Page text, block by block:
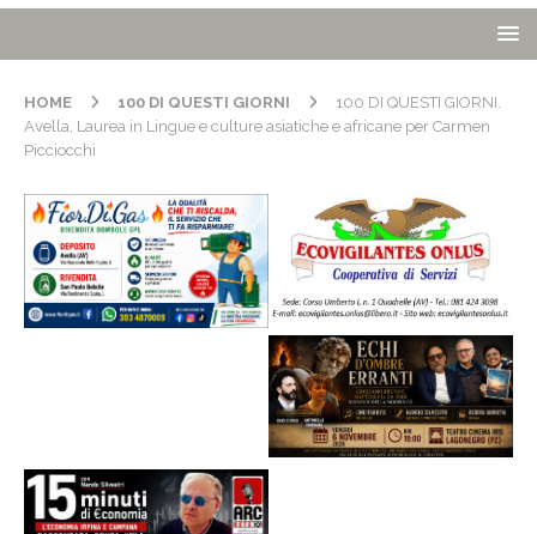
HOME 100 DI QUESTI GIORNI
100 DI QUESTI GIORNI.
Avella, Laurea in Lingue e culture asiatiche e africane per Carmen
Picciocchi